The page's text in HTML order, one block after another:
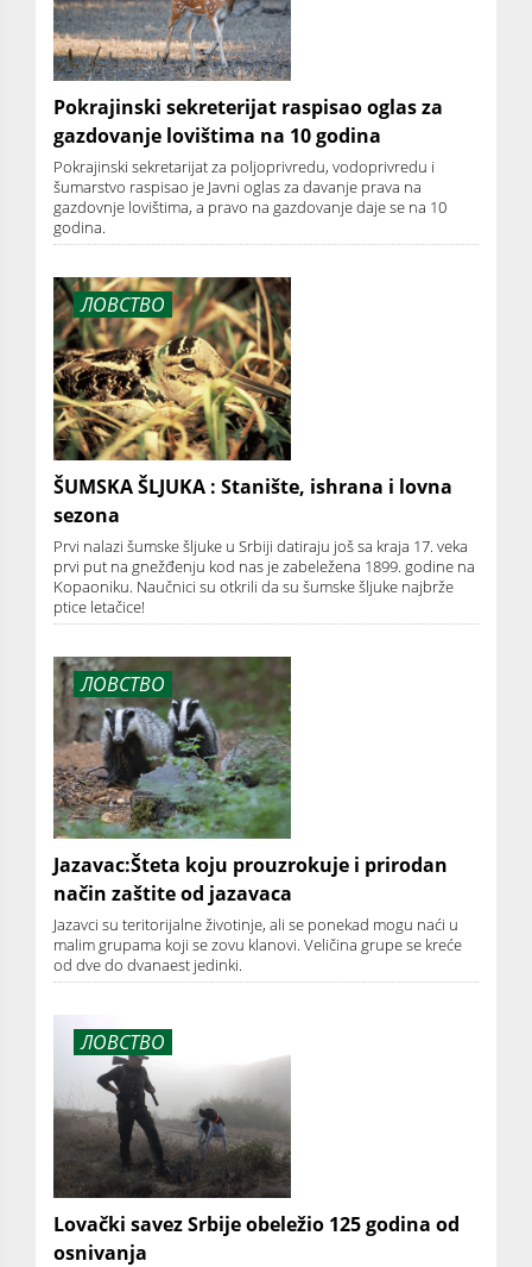
Pokrajinski sekreterijat raspisao oglas za
gazdovanje lovištima na 10 godina
Pokrajinski sekretarijat za poljoprivredu, vodoprivredu i
šumarstvo raspisao je Javni oglas za davanje prava na
gazdovnje lovištima, a pravo na gazdovanje daje se na 10
godina.
ЛОВСТВО
ŠUMSKA ŠLJUKA : Stanište, ishrana i lovna
sezona
Prvi nalazi šumske šljuke u Srbiji datiraju još sa kraja 17. veka
prvi put na gnežđenju kod nas je zabeležena 1899. godine na
Kopaoniku. Naučnici su otkrili da su šumske šljuke najbrže
ptice letačice!
ЛОВСТВО
Jazavac:Šteta koju prouzrokuje i prirodan
način zaštite od jazavaca
Jazavci su teritorijalne životinje, ali se ponekad mogu naći u
malim grupama koji se zovu klanovi. Veličina grupe se kreće
od dve do dvanaest jedinki.
ЛОВСТВО
Lovački savez Srbije obeležio 125 godina od
osnivanja